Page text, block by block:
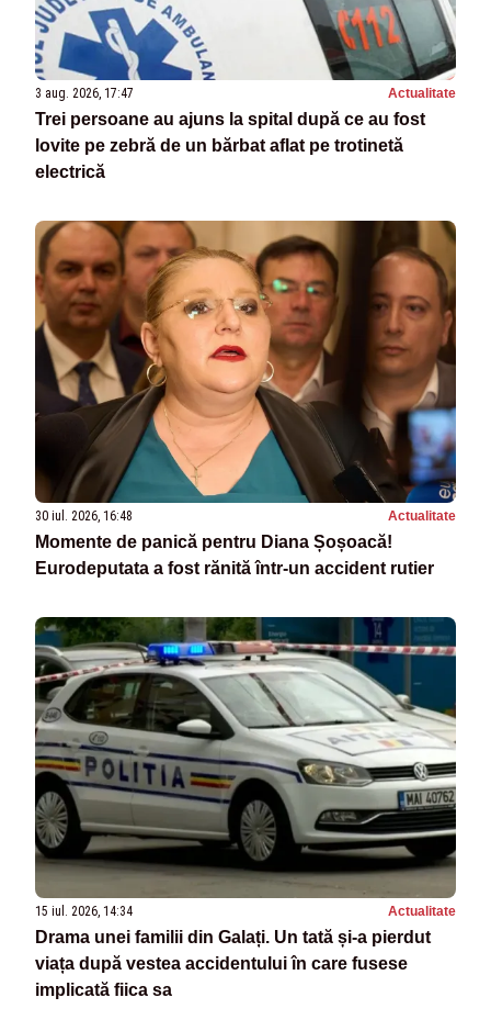
3 aug. 2026, 17:47 Actualitate
Trei persoane au ajuns la spital după ce au fost
lovite pe zebră de un bărbat aflat pe trotinetă
electrică
30 iul. 2026, 16:48 Actualitate
Momente de panică pentru Diana Șoșoacă!
Eurodeputata a fost rănită într-un accident rutier
15 iul. 2026, 14:34 Actualitate
Drama unei familii din Galați. Un tată și-a pierdut
viața după vestea accidentului în care fusese
implicată fiica sa